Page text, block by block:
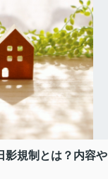
影規制とは？内容や